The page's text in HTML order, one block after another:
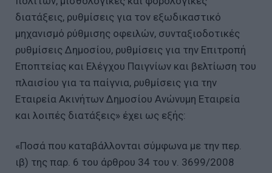
διατάξεις, ρυθμίσεις για τον εξωδικαστικό
μηχανισμό ρύθμισης οφειλών, συνταξιοδοτικές
ρυθμίσεις Δημοσίου, ρυθμίσεις για την Επιτροπή
Εποπτείας και Ελέγχου Παιγνίων και βελτίωση του
πλαισίου για τα παίγνια, ρυθμίσεις για την
Εταιρεία Ακινήτων Δημοσίου Ανώνυμη Εταιρεία
και λοιπές διατάξεις» έχει ως εξής:
«Ποσά που καταβάλλονται σύμφωνα με την περ.
ιβ) της παρ. 6 του άρθρου 34 του ν. 3699/2008